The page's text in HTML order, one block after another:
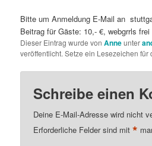
Bitte um Anmeldung E-Mail an
Beitrag für Gäste: 10,- €, webgrrls frei
Dieser Eintrag wurde vonAnneunter
veröffentlicht. Setze ein Lesezeichen für
Schreibe einen
Deine E-Mail-Adresse wird nicht
Erforderliche Felder sind mit*